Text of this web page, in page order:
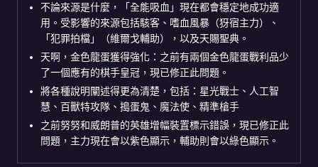
不論來源是什麼，「全能吸血」現在都會穩定地成功適
用。受影響的來源包括駭客、嗜血風暴（犽宿主力）、
「犯罪拍檔」（維爾戈輔助），以及天賜聖典。
天啊，金色龍蛋獲得強化：之前有兩個金色龍蛋戰利品少
了一個應有的棋手皇冠，現已修正此問題。
將各種說明闡述得更為清楚，包括：星光戰士、人工智
慧、百獸特攻隊、搗蛋鬼、魔法使、精準槍手
之前努努和威朗普的英雄增幅裝置標示錯誤，現已修正此
問題，主力現在會以紫色顯示，輔助則會以綠色顯示。